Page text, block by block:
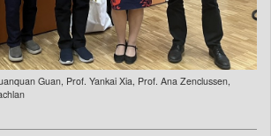
Guan, Prof. Yankai Xia, Prof. Ana Zenclussen,